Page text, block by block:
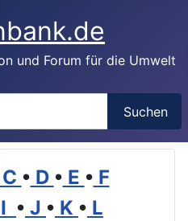
und Forum für die Umwelt
Suchen
C • D • E • F
I • J • K • L